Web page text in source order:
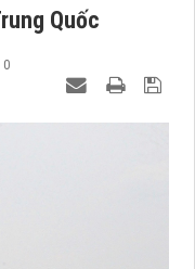
Quốc
0